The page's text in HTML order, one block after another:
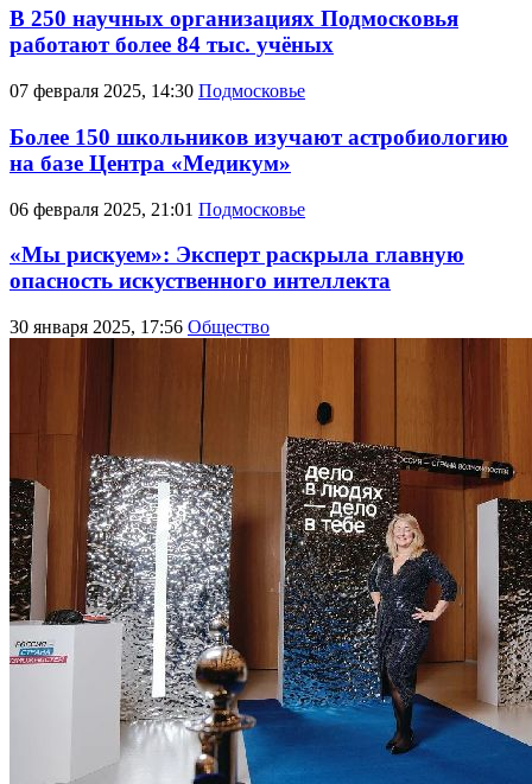
В 250 научных организациях Подмосковья
работают более 84 тыс. учёных
07 февраля 2025, 14:30 Подмосковье
Более 150 школьников изучают астробиологию
на базе Центра «Медикум»
06 февраля 2025, 21:01 Подмосковье
«Мы рискуем»: Эксперт раскрыла главную
опасность искуственного интеллекта
30 января 2025, 17:56 Общество